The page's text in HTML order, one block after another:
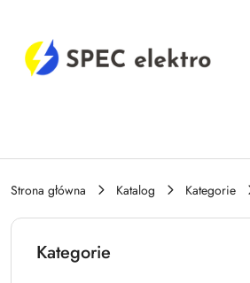
Strona główna Katalog Kategorie
Kategorie